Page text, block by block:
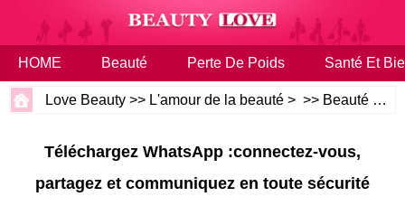
HOME Beauté Perte De Poids Santé Et
Love Beauty >> L'amour de la beauté > >> Beauté
Téléchargez WhatsApp :connectez-vous,
partagez et communiquez en toute sécurité